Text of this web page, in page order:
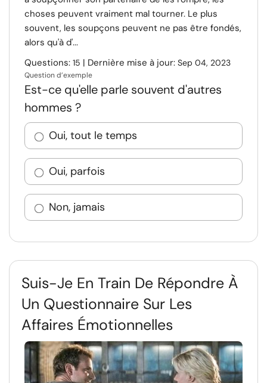
choses peuvent vraiment mal tourner. Le plus
souvent, les soupçons peuvent ne pas être fondés,
alors qu'à d'...
Questions: 15 | Dernière mise à jour: Sep 04, 2023
Question d’exemple
Est-ce qu'elle parle souvent d'autres
hommes ?
Oui, tout le temps
Oui, parfois
Non, jamais
Suis-Je En Train De Répondre À
Un Questionnaire Sur Les
Affaires Émotionnelles